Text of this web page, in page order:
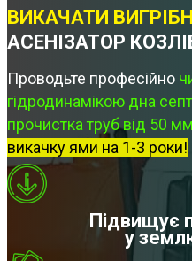
ВИКАЧАТИ
АСЕНІЗАТОР
Проводьте професійно
гідродинамікою дна
прочистка труб від 50
викачку ями на 1-3 роки!
Підвищує
у